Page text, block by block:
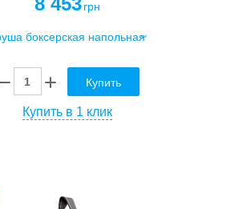
грн
Купить
Купить в 1 клик